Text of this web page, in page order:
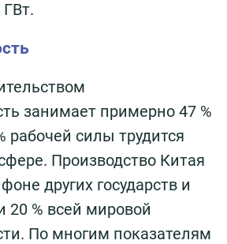
ГВт.
занимает примерно 47 %
рабочей силы трудится
Производство Китая
других государств и
20 % всей мировой
По многим показателям